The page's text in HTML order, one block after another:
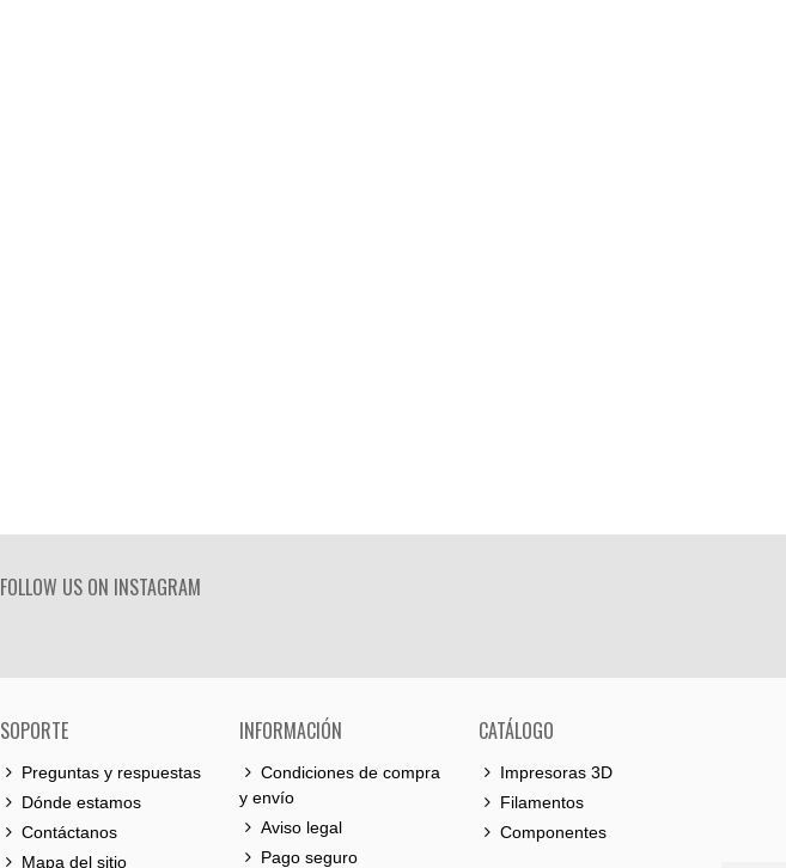
FOLLOW US ON INSTAGRAM
SOPORTE
Preguntas y respuestas
Dónde estamos
Contáctanos
Mapa del sitio
INFORMACIÓN
Condiciones de compra
y envío
Aviso legal
Pago seguro
CATÁLOGO
Impresoras 3D
Filamentos
Componentes